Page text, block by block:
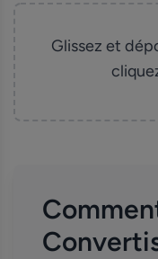
Glissez et